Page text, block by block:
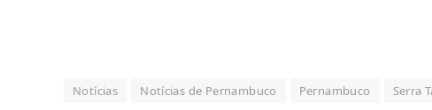
Notícias Notícias de Pernambuco Pernambuco Serra